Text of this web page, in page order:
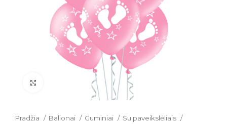
Click to enlarge
Pradžia Balionai Guminiai
Su paveikslėliais